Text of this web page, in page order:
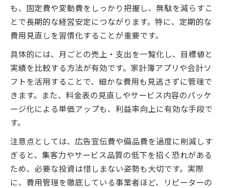
も、固定費や変動費をしっかり把握し、無駄を減らすこ
とで長期的な経営安定につながります。特に、定期的な
費用見直しを習慣化することが重要です。
具体的には、月ごとの売上・支出を一覧化し、目標値と
実績を比較する方法が有効です。家計簿アプリや会計ソ
フトを活用することで、細かな費用も見逃さずに管理で
きます。また、料金表の見直しやサービス内容のパッケ
ージ化による単価アップも、利益率向上に有効な手段で
す。
注意点としては、広告宣伝費や備品費を過度に削減しす
ぎると、集客力やサービス品質の低下を招く恐れがある
ため、必要な投資は惜しまない姿勢も大切です。実際
に、費用管理を徹底している事業者ほど、リピーターの